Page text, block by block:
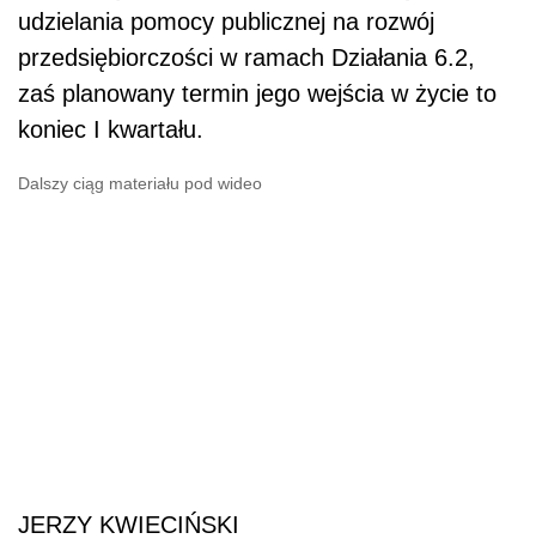
udzielania pomocy publicznej na rozwój
przedsiębiorczości w ramach Działania 6.2,
zaś planowany termin jego wejścia w życie to
koniec I kwartału.
Dalszy ciąg materiału pod wideo
JERZY KWIECIŃSKI